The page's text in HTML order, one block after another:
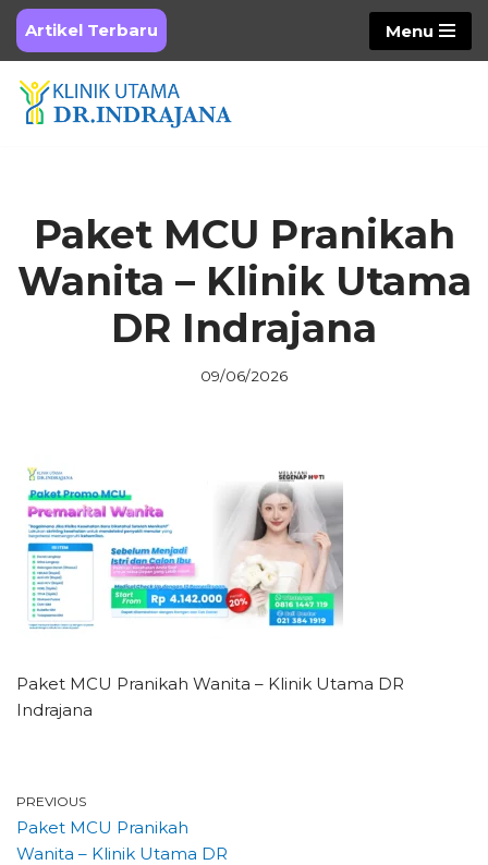
Skip
to
content
Artikel Terbaru Menu
Paket MCU Pranikah
Wanita – Klinik Utama
DR Indrajana
09/06/2026
Paket MCU Pranikah Wanita – Klinik Utama DR
Indrajana
PREVIOUS
Paket MCU Pranikah
Wanita – Klinik Utama DR